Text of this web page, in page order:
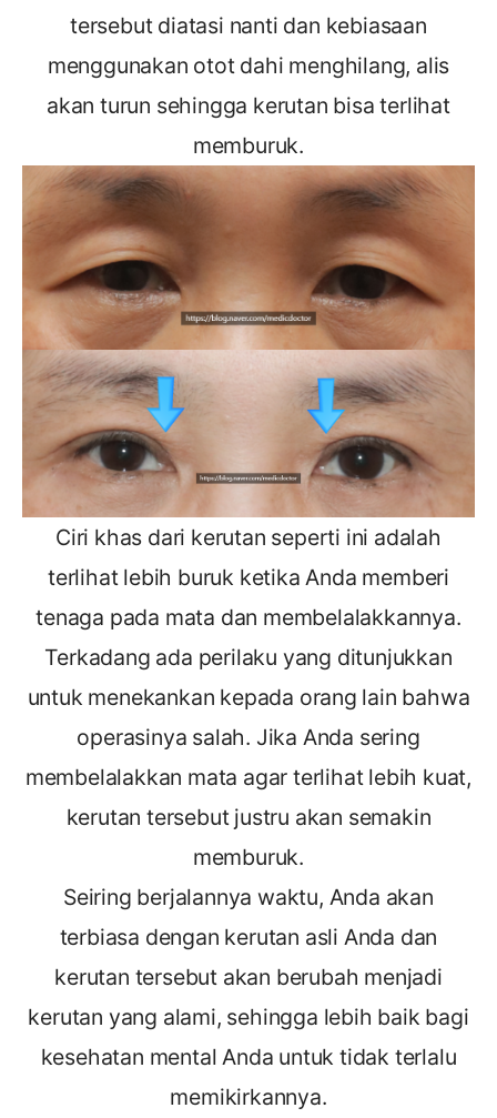
tersebut diatasi nanti dan kebiasaan
menggunakan otot dahi menghilang, alis
akan turun sehingga kerutan bisa terlihat
memburuk.
Ciri khas dari kerutan seperti ini adalah
terlihat lebih buruk ketika Anda memberi
tenaga pada mata dan membelalakkannya.
Terkadang ada perilaku yang ditunjukkan
untuk menekankan kepada orang lain bahwa
operasinya salah. Jika Anda sering
membelalakkan mata agar terlihat lebih kuat,
kerutan tersebut justru akan semakin
memburuk.
Seiring berjalannya waktu, Anda akan
terbiasa dengan kerutan asli Anda dan
kerutan tersebut akan berubah menjadi
kerutan yang alami, sehingga lebih baik bagi
kesehatan mental Anda untuk tidak terlalu
memikirkannya.